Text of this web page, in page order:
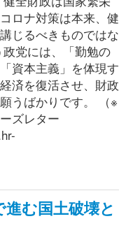
ロナ対策は本来、健
じるべきものではな
党には、「勤勉の
資本主義」を体現す
済を復活させ、財政
うばかりです。 （※
ズレター
む国土破壊と